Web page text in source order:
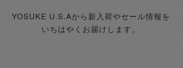
YOSUKE U.S.Aから新入荷やセール情報を
いちはやくお届けします。